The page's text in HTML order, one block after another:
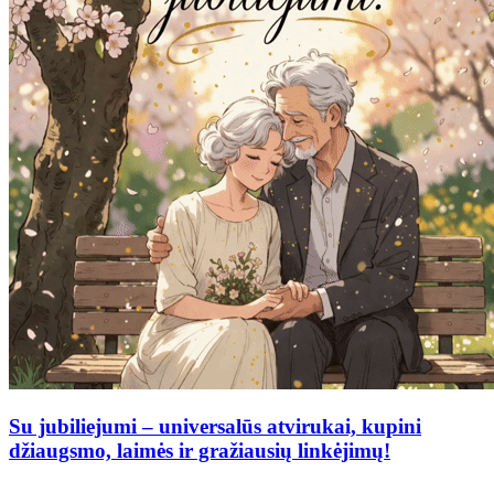
Su jubiliejumi – universalūs atvirukai, kupini
džiaugsmo, laimės ir gražiausių linkėjimų!